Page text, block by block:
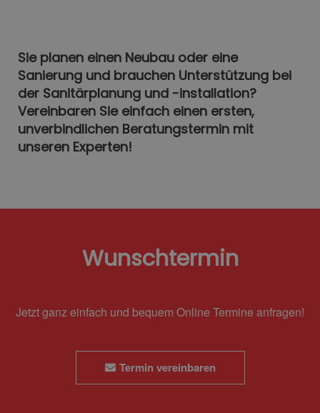
Sie planen einen Neubau oder eine
Sanierung und brauchen Unterstützung bei
der Sanitärplanung und -installation?
Vereinbaren Sie einfach einen ersten,
unverbindlichen Beratungstermin mit
unseren Experten!
Wunschtermin
Jetzt ganz einfach und bequem Online Termine anfragen!
Termin vereinbaren